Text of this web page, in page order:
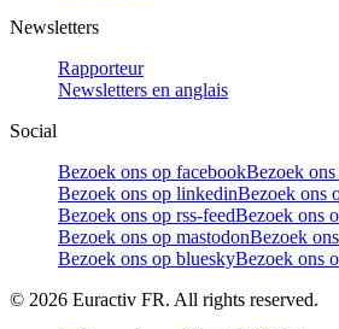
Newsletters
Rapporteur
Newsletters en anglais
Social
Bezoek ons op facebookBezoek
Bezoek ons op linkedinBezoek ons
Bezoek ons op rss-feedBezoek ons
Bezoek ons op mastodonBezoek
Bezoek ons op blueskyBezoek ons
© 2026 Euractiv FR. All rights reserved.